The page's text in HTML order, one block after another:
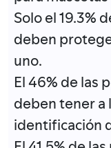
Solo el 19.3%
deben
uno.
El 46% de las
deben tener a
identificación